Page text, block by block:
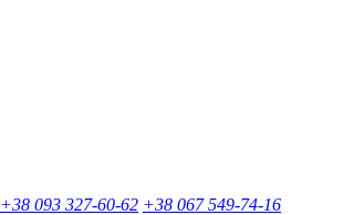
+38 093 327-60-62 +38 067 549-74-16